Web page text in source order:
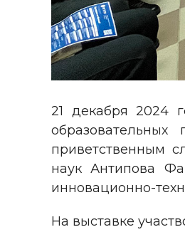
21 декабря 2024
приветственным
наук Антипова
инновационно-
На выставке